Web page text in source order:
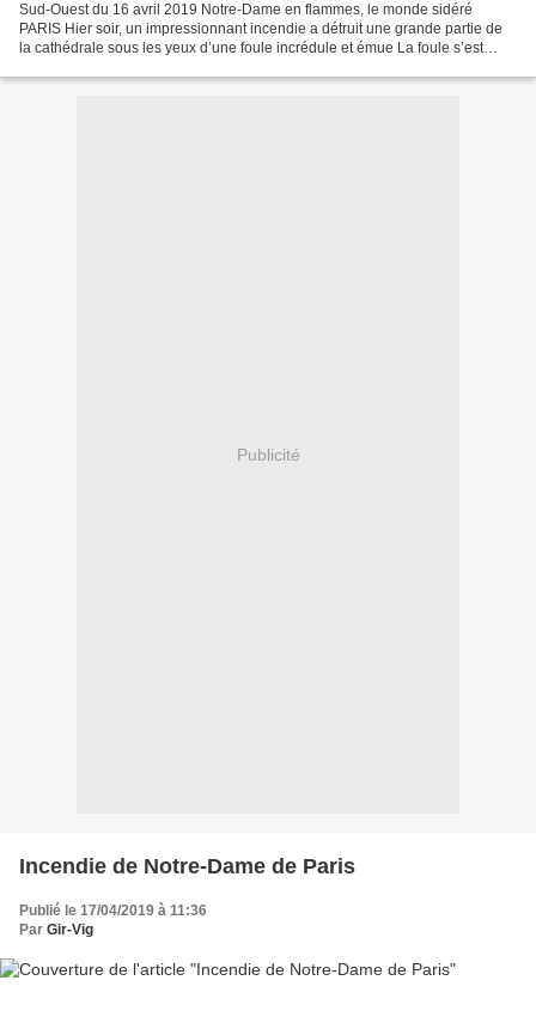
Sud-Ouest du 16 avril 2019 Notre-Dame en flammes, le monde sidéré
PARIS Hier soir, un impressionnant incendie a détruit une grande partie de
la cathédrale sous les yeux d’une foule incrédule et émue La foule s’est
Publicité
Incendie de Notre-Dame de Paris
Publié le 17/04/2019 à 11:36
Par Gir-Vig